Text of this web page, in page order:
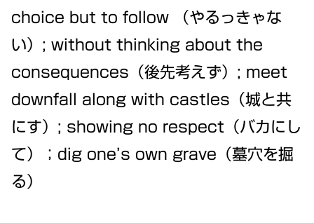
choice but to follow （やるっきゃな
い）; without thinking about the
consequences（後先考えず）; meet
downfall along with castles（城と共
にす）; showing no respect（バカにし
て）；dig one’s own grave（墓穴を掘
る）